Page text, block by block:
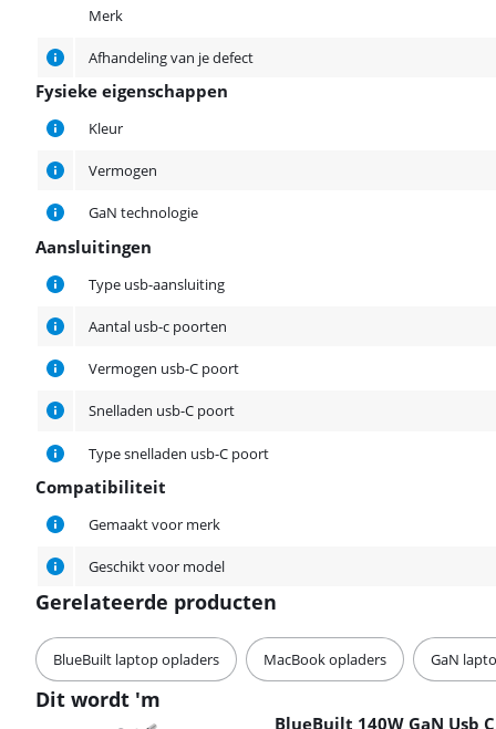
Merk
Afhandeling van je defect
Fysieke eigenschappen
Fysieke eigenschappen
Kleur
Vermogen
GaN technologie
Aansluitingen
Aansluitingen
Type usb-aansluiting
Aantal usb-c poorten
Vermogen usb-C poort
Snelladen usb-C poort
Type snelladen usb-C poort
Compatibiliteit
Compatibiliteit
Gemaakt voor merk
Geschikt voor model
Gerelateerde producten
BlueBuilt laptop opladers MacBook opladers GaN
Dit wordt 'm
BlueBuilt 140W GaN Usb